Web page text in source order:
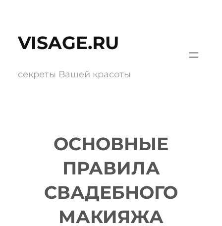
содержимому
VISAGE.RU
секреты Вашей красоты
ОСНОВНЫЕ
ПРАВИЛА
СВАДЕБНОГО
МАКИЯЖА